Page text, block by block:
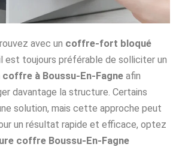
avec un coffre-fort bloqué
est toujours préférable de solliciter un
à Boussu-En-Fagne afin
davantage la structure. Certains
solution, mais cette approche peut
un résultat rapide et efficace, optez
coffre Boussu-En-Fagne